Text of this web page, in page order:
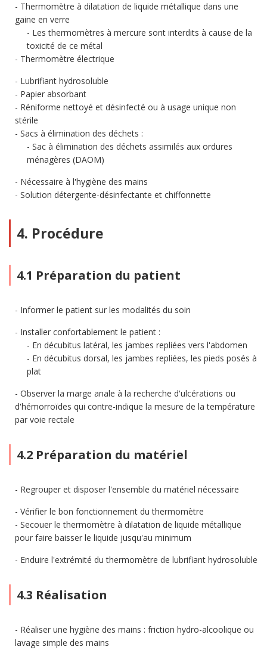
Thermomètre à dilatation de liquide métallique dans une
gaine en verre
Les thermomètres à mercure sont interdits à cause de la
toxicité de ce métal
Thermomètre électrique
Lubrifiant hydrosoluble
Papier absorbant
Réniforme nettoyé et désinfecté ou à usage unique non
stérile
Sacs à élimination des déchets :
Sac à élimination des déchets assimilés aux ordures
ménagères (DAOM)
Nécessaire à l'hygiène des mains
Solution détergente-désinfectante et chiffonnette
4. Procédure
4.1 Préparation du patient
Informer le patient sur les modalités du soin
Installer confortablement le patient :
En décubitus latéral, les jambes repliées vers l'abdomen
En décubitus dorsal, les jambes repliées, les pieds posés à
plat
Observer la marge anale à la recherche d'ulcérations ou
d'hémorroïdes qui contre-indique la mesure de la température
par voie rectale
4.2 Préparation du matériel
Regrouper et disposer l'ensemble du matériel nécessaire
Vérifier le bon fonctionnement du thermomètre
Secouer le thermomètre à dilatation de liquide métallique
pour faire baisser le liquide jusqu'au minimum
Enduire l'extrémité du thermomètre de lubrifiant hydrosoluble
4.3 Réalisation
Réaliser une hygiène des mains : friction hydro-alcoolique ou
lavage simple des mains